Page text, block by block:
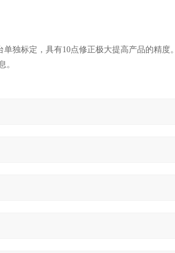
独标定，具有10点修正极大提高产品的精度。
。